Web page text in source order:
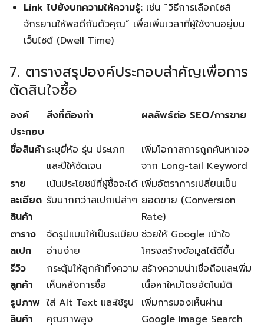
Link ไปยังบทความให้ความรู้: เช่น “วิธีการเลือกไซส์
จักรยานให้พอดีกับตัวคุณ” เพื่อเพิ่มเวลาที่ผู้ใช้งานอยู่บน
เว็บไซต์ (Dwell Time)
7. ตารางสรุปองค์ประกอบสำคัญเพื่อการ
ตัดสินใจซื้อ
องค์
ประกอบ
สิ่งที่ต้องทำ ผลลัพธ์ต่อ SEO/การขาย
ชื่อสินค้าระบุยี่ห้อ รุ่น ประเภท
และปีให้ชัดเจน
เพิ่มโอกาสการถูกค้นหาเจอ
จาก Long-tail Keyword
ราย
ละเอียด
สินค้า
เน้นประโยชน์ที่ผู้ซื้อจะได้
รับมากกว่าสเปกเปล่าๆ
เพิ่มอัตราการเปลี่ยนเป็น
ยอดขาย (Conversion
Rate)
ตาราง
สเปก
จัดรูปแบบให้เป็นระเบียบ
อ่านง่าย
ช่วยให้ Google เข้าใจ
โครงสร้างข้อมูลได้ดีขึ้น
รีวิว
ลูกค้า
กระตุ้นให้ลูกค้าทิ้งความ
เห็นหลังการซื้อ
สร้างความน่าเชื่อถือและเพิ่ม
เนื้อหาใหม่โดยอัตโนมัติ
รูปภาพ
สินค้า
ใส่ Alt Text และใช้รูป
คุณภาพสูง
เพิ่มการมองเห็นผ่าน
Google Image Search